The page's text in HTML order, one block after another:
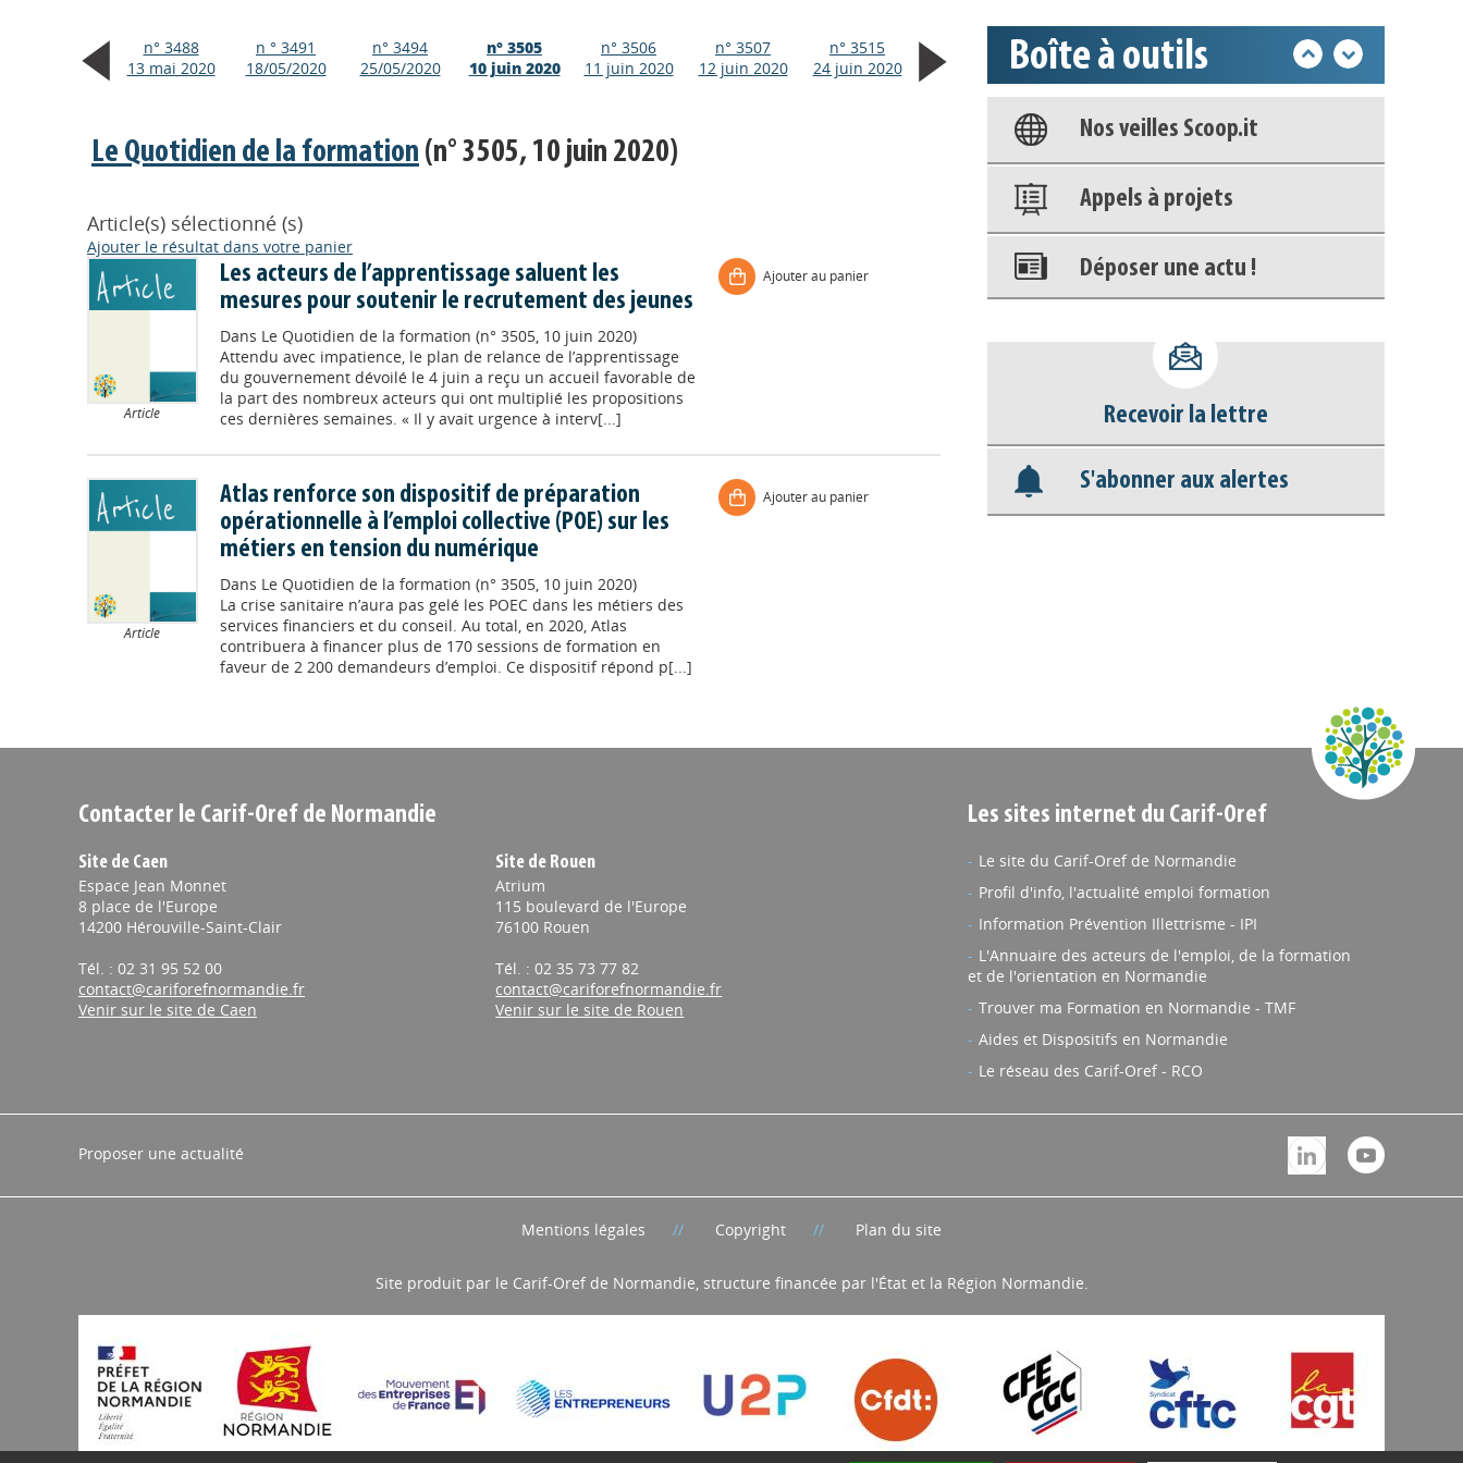
n° 3488
13 mai 2020
n ° 3491
18/05/2020
n° 3494
25/05/2020
n° 3505
10 juin 2020
n° 3506
11 juin 2020
n° 3507
12 juin 2020
n° 3515
24 juin 2020
Le Quotidien de la formation (n° 3505, 10 juin 2020)
Article(s) sélectionné (s)
Ajouter le résultat dans votre panier
Article
Les acteurs de l’apprentissage saluent les
mesures pour soutenir le recrutement des jeunes
Dans Le Quotidien de la formation (n° 3505, 10 juin 2020)
Attendu avec impatience, le plan de relance de l’apprentissage
du gouvernement dévoilé le 4 juin a reçu un accueil favorable de
la part des nombreux acteurs qui ont multiplié les propositions
ces dernières semaines. « Il y avait urgence à interv[...]
Ajouter au panier
Article
Atlas renforce son dispositif de préparation
opérationnelle à l’emploi collective (POE) sur les
métiers en tension du numérique
Dans Le Quotidien de la formation (n° 3505, 10 juin 2020)
La crise sanitaire n’aura pas gelé les POEC dans les métiers des
services financiers et du conseil. Au total, en 2020, Atlas
contribuera à financer plus de 170 sessions de formation en
faveur de 2 200 demandeurs d’emploi. Ce dispositif répond p[...]
Ajouter au panier
Boîte à outils
Base documentaire
Nos veilles Scoop.it
Appels à projets
Déposer une actu !
déconnecter)
Base documentaire
Nos veilles Scoop.it
Recevoir la lettre
S'abonner aux alertes
Contacter le Carif-Oref de Normandie
Site de Caen
Espace Jean Monnet
8 place de l'Europe
14200 Hérouville-Saint-Clair
Tél. : 02 31 95 52 00
contact@cariforefnormandie.fr
Venir sur le site de Caen
Site de Rouen
Atrium
115 boulevard de l'Europe
76100 Rouen
Tél. : 02 35 73 77 82
contact@cariforefnormandie.fr
Venir sur le site de Rouen
Les sites internet du Carif-Oref
Le site du Carif-Oref de Normandie
Profil d'info, l'actualité emploi formation
Information Prévention Illettrisme - IPI
L'Annuaire des acteurs de l'emploi, de la formation
et de l'orientation en Normandie
Trouver ma Formation en Normandie - TMF
Aides et Dispositifs en Normandie
Le réseau des Carif-Oref - RCO
Proposer une actualité
Mentions légales Copyright Plan du site
Site produit par le Carif-Oref de Normandie, structure financée par l'État et la Région Normandie.